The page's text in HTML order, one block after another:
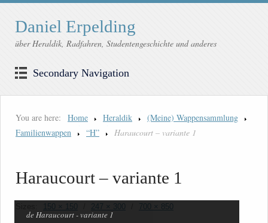
Daniel Erpelding
über Heraldik, Radfahren, Studentengeschichte und anderes
Secondary Navigation
You are here: Home Heraldik
(Meine) Wappensammlung
Familienwappen
“H” Haraucourt – variante 1
Haraucourt – variante 1
150 × 150 247 × 300 700 × 850
de Haraucourt - variante 1